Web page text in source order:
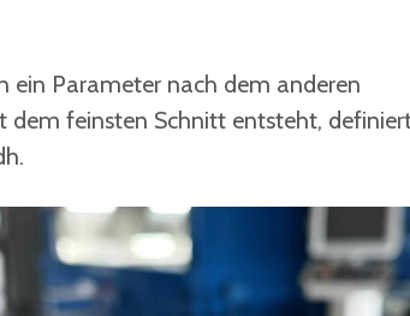
ein Parameter nach dem anderen
dem feinsten Schnitt entsteht,